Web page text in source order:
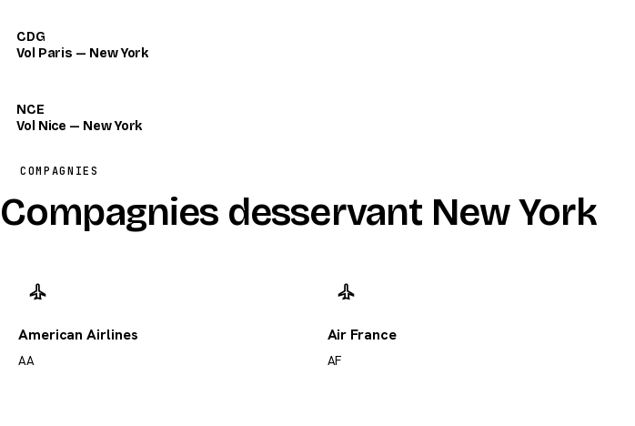
CDG
Vol Paris — New York
NCE
Vol Nice — New York
COMPAGNIES
Compagnies desservant New York
American Airlines
AA
Air France
AF